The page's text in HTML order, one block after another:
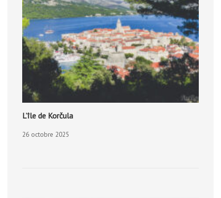
L’île de Korčula
26 octobre 2025